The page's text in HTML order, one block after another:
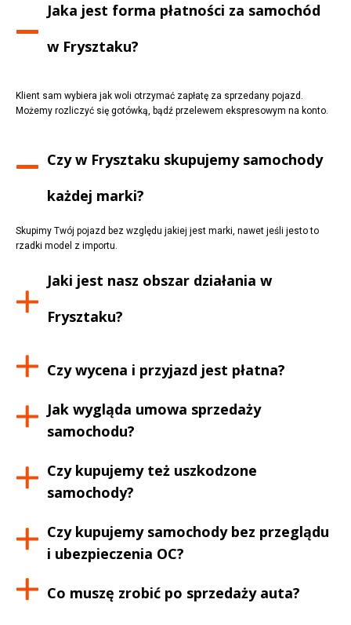
Jaka jest forma płatności za samochód
w Frysztaku?
Klient sam wybiera jak woli otrzymać zapłatę za sprzedany pojazd.
Możemy rozliczyć się gotówką, bądź przelewem ekspresowym na konto.
Czy w Frysztaku skupujemy samochody
każdej marki?
Skupimy Twój pojazd bez względu jakiej jest marki, nawet jeśli jesto to
rzadki model z importu.
Jaki jest nasz obszar działania w
Frysztaku?
Czy wycena i przyjazd jest płatna?
Jak wygląda umowa sprzedaży
samochodu?
Czy kupujemy też uszkodzone
samochody?
Czy kupujemy samochody bez przeglądu
i ubezpieczenia OC?
Co muszę zrobić po sprzedaży auta?